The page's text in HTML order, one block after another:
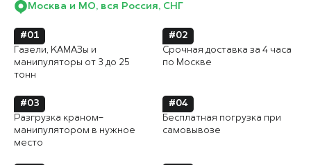
Москва и МО, вся Россия, СНГ
#01
Газели, КАМАЗы и
манипуляторы от 3 до 25
тонн
#02
Срочная доставка за 4 часа
по Москве
#03
Разгрузка краном-
манипулятором в нужное
место
#04
Бесплатная погрузка при
самовывозе